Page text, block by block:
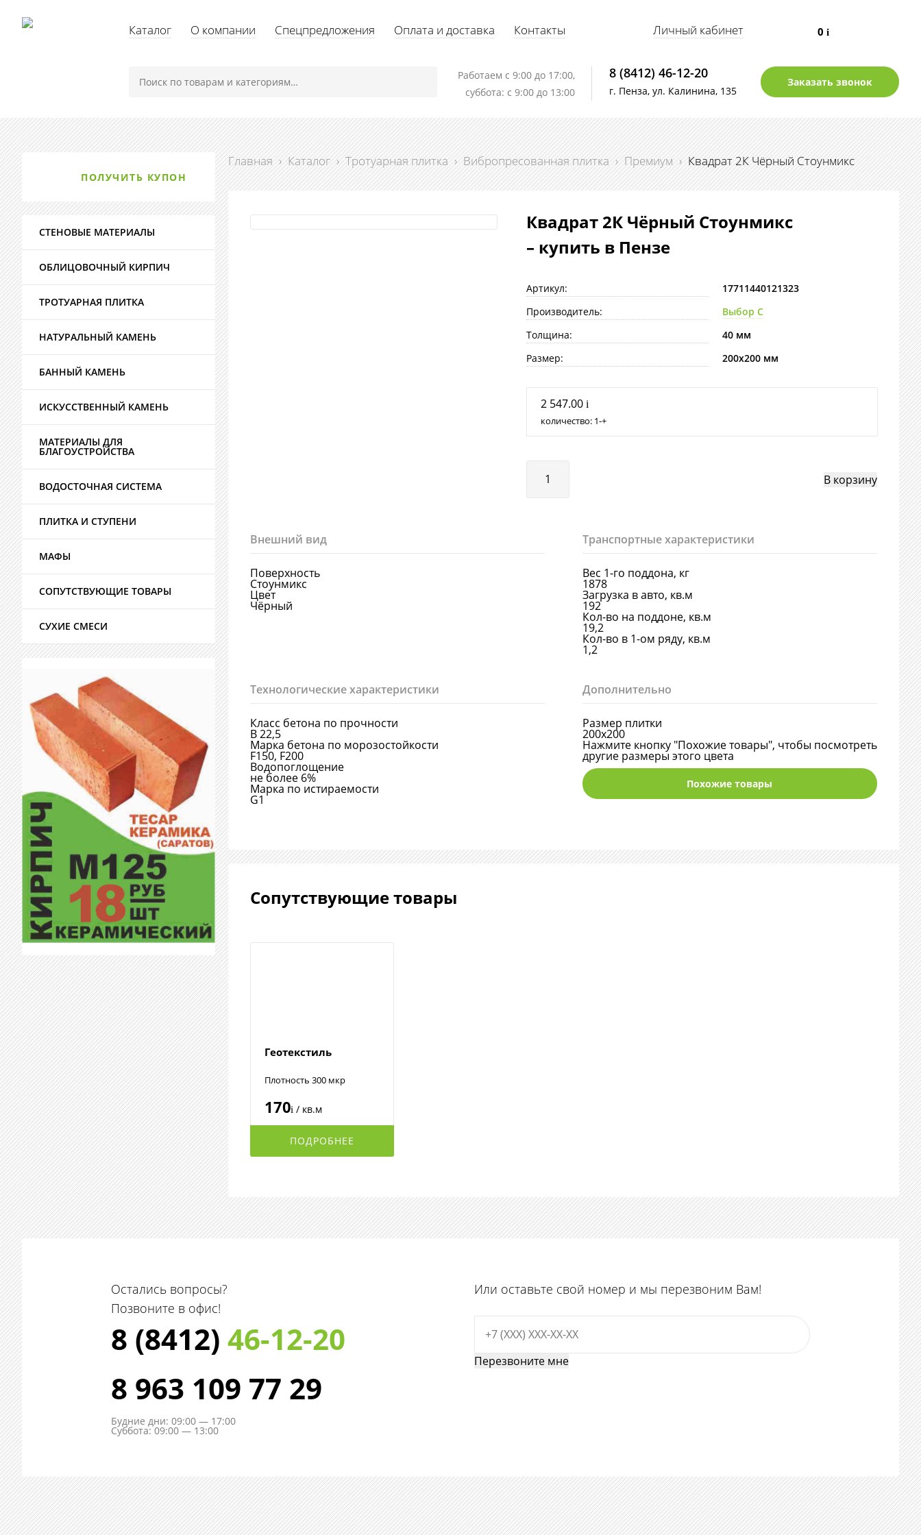
Каталог О компании Спецпредложения Оплата и доставка Контакты Личный кабинет 0i
Работаем c 9:00 до 17:00,
суббота: с 9:00 до 13:00
8 (8412) 46-12-20
г. Пенза, ул. Калинина, 135
Заказать звонок
Главная › Каталог › Тротуарная плитка › Вибропресованная плитка › Премиум › Квадрат 2К Чёрный Стоунмикс
Квадрат 2К Чёрный Стоунмикс
– купить в Пензе
Артикул:
17711440121323
Производитель:
Выбор С
Толщина:
40 мм
Размер:
200х200 мм
2 547.00 i
количество: 1 +
Внешний вид
Поверхность
Стоунмикс
Цвет
Чёрный
Транспортные характеристики
Вес 1-го поддона, кг
1878
Загрузка в авто, кв.м
192
Кол-во на поддоне, кв.м
19,2
Кол-во в 1-ом ряду, кв.м
1,2
Технологические характеристики
Класс бетона по прочности
В 22,5
Марка бетона по морозостойкости
F150, F200
Водопоглощение
не более 6%
Марка по истираемости
G1
Дополнительно
Размер плитки
200х200
Нажмите кнопку "Похожие товары", чтобы посмотреть
другие размеры этого цвета
Похожие товары
Сопутствующие товары
Геотекстиль
Плотность 300 мкр
170i/ кв.м
ПОДРОБНЕЕ
ПОЛУЧИТЬ КУПОН
СТЕНОВЫЕ МАТЕРИАЛЫ
ОБЛИЦОВОЧНЫЙ КИРПИЧ
ТРОТУАРНАЯ ПЛИТКА
НАТУРАЛЬНЫЙ КАМЕНЬ
БАННЫЙ КАМЕНЬ
ИСКУССТВЕННЫЙ КАМЕНЬ
МАТЕРИАЛЫ ДЛЯ
БЛАГОУСТРОЙСТВА
ВОДОСТОЧНАЯ СИСТЕМА
ПЛИТКА И СТУПЕНИ
МАФЫ
СОПУТСТВУЮЩИЕ ТОВАРЫ
СУХИЕ СМЕСИ
Остались вопросы?
Позвоните в офис!
8 (8412) 46-12-20
8 963 109 77 29
Будние дни: 09:00 — 17:00
Суббота: 09:00 — 13:00
Или оставьте свой номер и мы перезвоним Вам!